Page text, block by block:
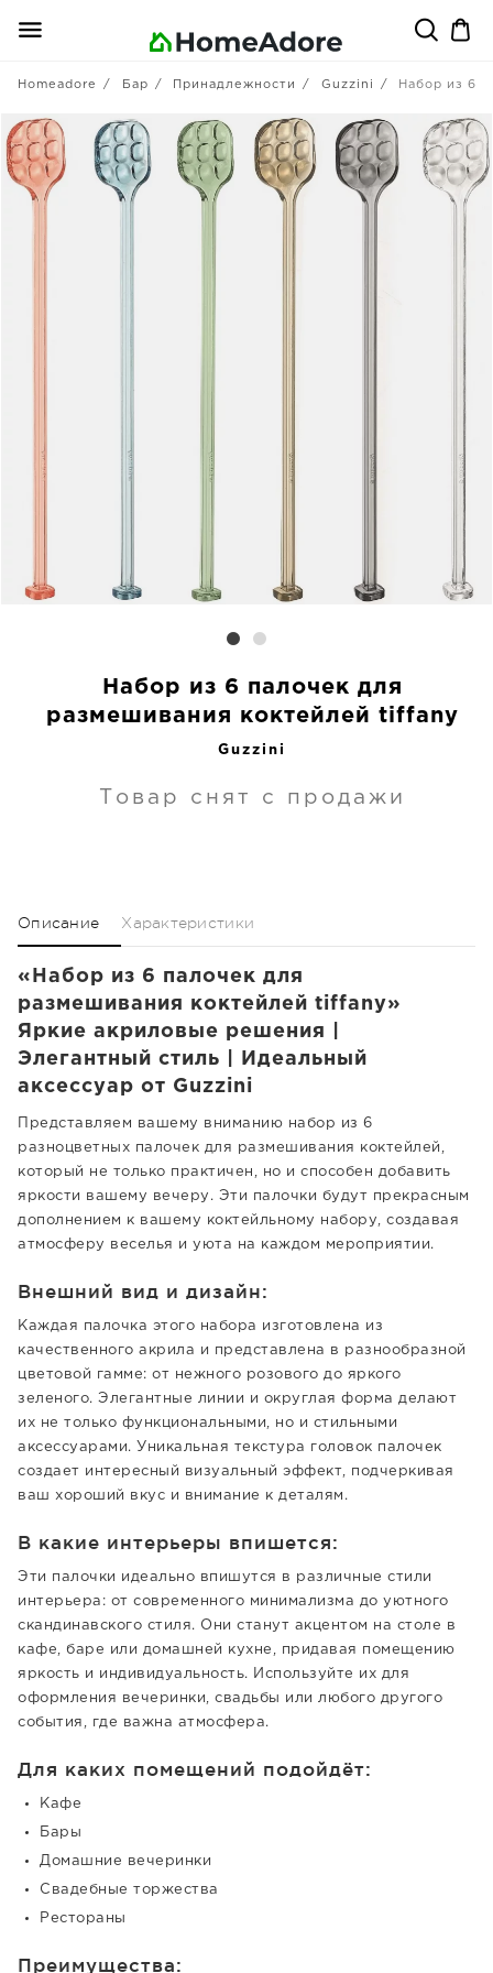
Homeadore Бар Принадлежности Guzzini Набор из 6
Набор из 6 палочек для
размешивания коктейлей tiffany
Guzzini
Товар снят с продажи
Описание Характеристики
«Набор из 6 палочек для
размешивания коктейлей tiffany»
Яркие акриловые решения |
Элегантный стиль | Идеальный
аксессуар от Guzzini
Представляем вашему вниманию набор из 6
разноцветных палочек для размешивания коктейлей,
который не только практичен, но и способен добавить
яркости вашему вечеру. Эти палочки будут прекрасным
дополнением к вашему коктейльному набору, создавая
атмосферу веселья и уюта на каждом мероприятии.
Внешний вид и дизайн:
Каждая палочка этого набора изготовлена из
качественного акрила и представлена в разнообразной
цветовой гамме: от нежного розового до яркого
зеленого. Элегантные линии и округлая форма делают
их не только функциональными, но и стильными
аксессуарами. Уникальная текстура головок палочек
создает интересный визуальный эффект, подчеркивая
ваш хороший вкус и внимание к деталям.
В какие интерьеры впишется:
Эти палочки идеально впишутся в различные стили
интерьера: от современного минимализма до уютного
скандинавского стиля. Они станут акцентом на столе в
кафе, баре или домашней кухне, придавая помещению
яркость и индивидуальность. Используйте их для
оформления вечеринки, свадьбы или любого другого
события, где важна атмосфера.
Для каких помещений подойдёт:
Кафе
Бары
Домашние вечеринки
Свадебные торжества
Рестораны
Преимущества: